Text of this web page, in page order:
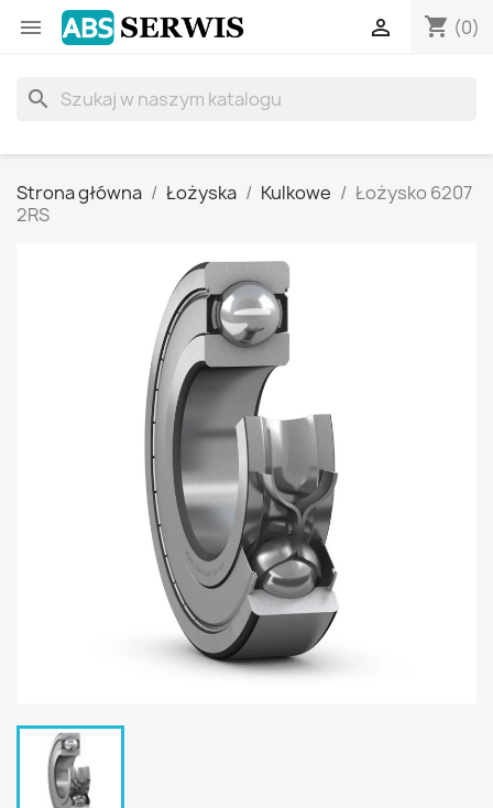
 shopping_cart (0)

search
Strona główna Łożyska Kulkowe
Łożysko 6207
2RS